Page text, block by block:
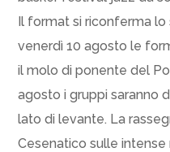
Il format si riconferma lo
venerdì 10 agosto le
il molo di ponente del
agosto i gruppi saranno
lato di levante. La
Cesenatico sulle